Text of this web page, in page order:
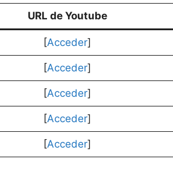
URL de Youtube
[Acceder]
[Acceder]
[Acceder]
[Acceder]
[Acceder]